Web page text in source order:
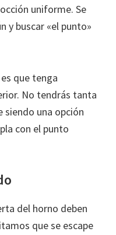
uniforme. Se
y buscar «el punto»
que tenga
No tendrás tanta
siendo una opción
con el punto
del horno deben
que se escape